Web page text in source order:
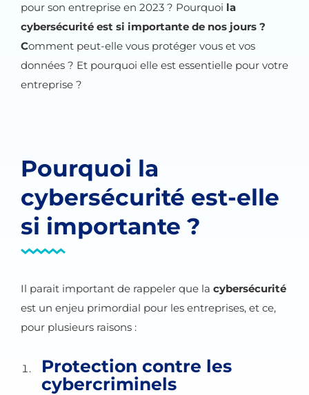
pour son entreprise en 2023 ? Pourquoi la
cybersécurité est si importante de nos jours ?
Comment peut-elle vous protéger vous et vos
données ? Et pourquoi elle est essentielle pour votre
entreprise ?
Pourquoi la
cybersécurité est-elle
si importante ?
Il parait important de rappeler que la cybersécurité
est un enjeu primordial pour les entreprises, et ce,
pour plusieurs raisons :
Protection contre les
cybercriminels